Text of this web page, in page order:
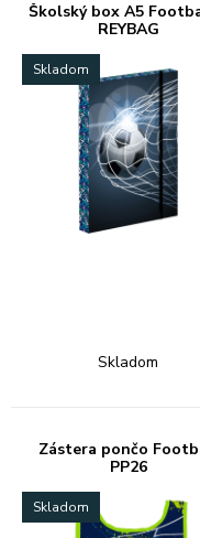
Školský box A5
REYBAG
Skladom
Skladom
Zástera pončo
PP26
Skladom